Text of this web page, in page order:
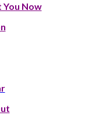
You Now